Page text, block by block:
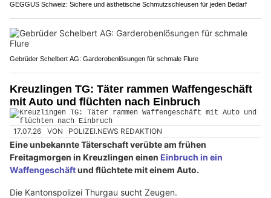
GEGGUS Schweiz: Sichere und ästhetische Schmutzschleusen für jeden Bedarf
Gebrüder Schelbert AG: Garderobenlösungen für schmale Flure
Kreuzlingen TG: Täter rammen Waffengeschäft
mit Auto und flüchten nach Einbruch
17.07.26 VON POLIZEI.NEWS REDAKTION
Eine unbekannte Täterschaft verübte am frühen
Freitagmorgen in Kreuzlingen einen Einbruch in ein
Waffengeschäftund flüchtete mit einem Auto.
Die Kantonspolizei Thurgau sucht Zeugen.